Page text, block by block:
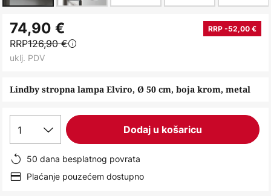
to
the
beginning
the
Lindby stropna lampa Elviro, Ø 50 cm, boja krom, metal
74,90 € RRP -52,00 €
RRP126,90 €
uklj. PDV
1 Dodaj u košaricu
50 dana besplatnog povrata
Plaćanje pouzećem dostupno